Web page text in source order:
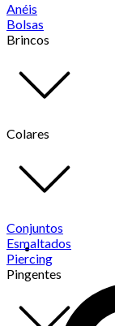
Anéis
Bolsas
Brincos
Colares
Conjuntos
Esmaltados
Piercing
Pingentes